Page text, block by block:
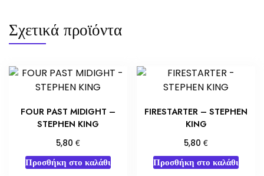
Σχετικά προϊόντα
FOUR PAST MIDIGHT –
STEPHEN KING
5,80 €
Προσθήκη στο καλάθι
FIRESTARTER – STEPHEN
KING
5,80€
Προσθήκη στο καλάθι